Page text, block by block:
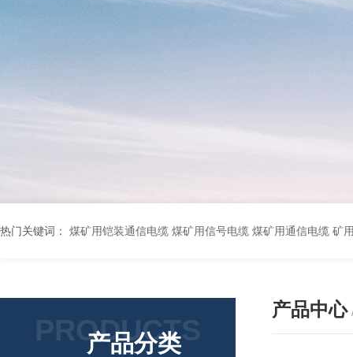
热门关键词： 煤矿用铠装通信电缆 煤矿用信号电缆 煤矿用通信电缆 矿用阻燃通信电缆 矿用监控电缆 矿用通信电缆 橡套软电缆YZ-3*1.5+1 YCW橡胶电缆3*10+1*6 船用橡套软电缆CEFR-3*2.5 煤矿用移动橡套软电缆MY3*4+1*4
PRODUCTS
产品分类
产品中心